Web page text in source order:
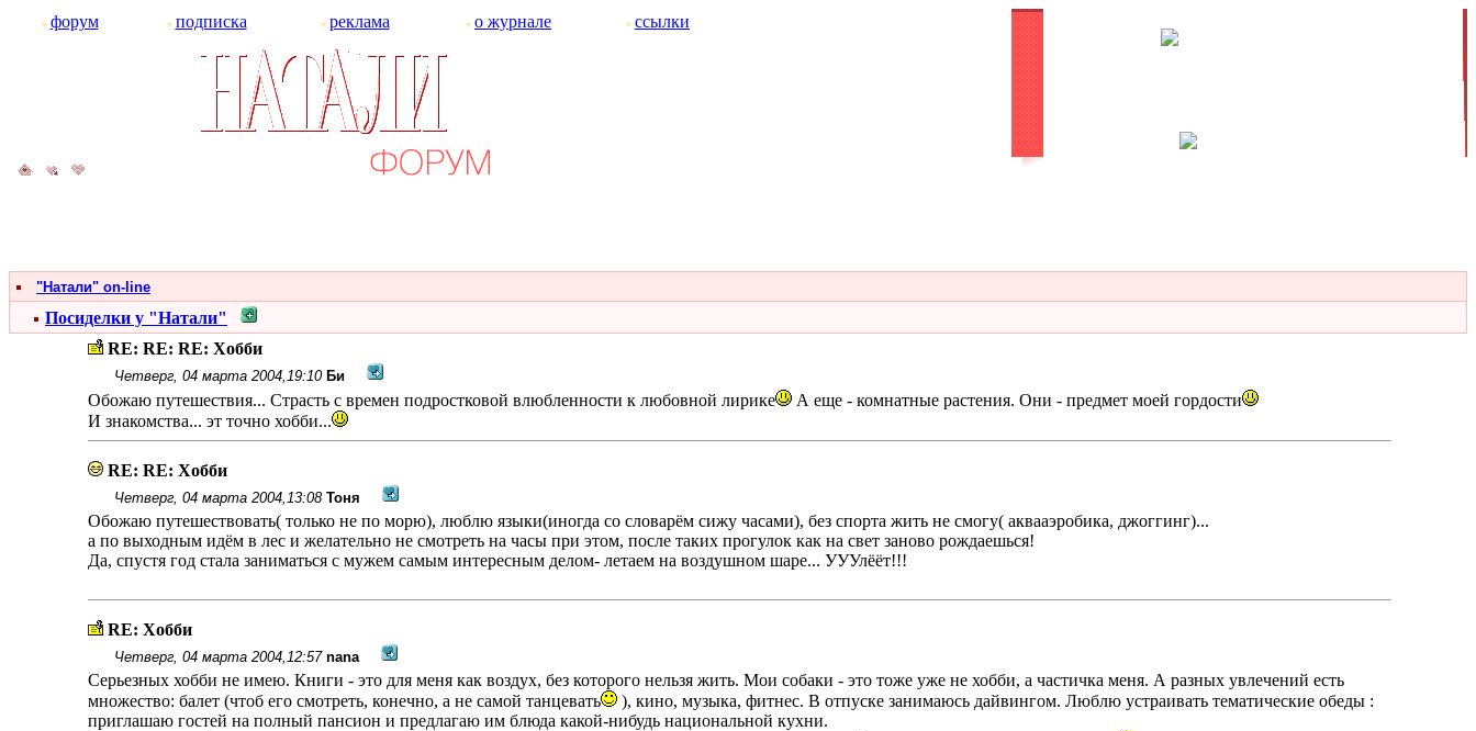
форум подписка реклама о журнале ссылки
"Натали" on-line
Посиделки у "Натали"
RE: RE: RE: Хобби
Четверг, 04 марта 2004,19:10 Би
Обожаю путешествия... Страсть с времен подростковой влюбленности к любовной лирике
А еще - комнатные растения. Они - предмет моей гордости
И знакомства... эт точно хобби...
RE: RE: Хобби
Четверг, 04 марта 2004,13:08 Тоня
Обожаю путешествовать( только не по морю), люблю языки(иногда со словарëм сижу часами), без спорта жить не смогу( аквааэробика, джоггинг)...
а по выходным идëм в лес и желательно не смотреть на часы при этом, после таких прогулок как на свет заново рождаешься!
Да, спустя год стала заниматься с мужем самым интересным делом- летаем на воздушном шаре... УУУлëëт!!!
RE: Хобби
Четверг, 04 марта 2004,12:57 nana
Серьезных хобби не имею. Книги - это для меня как воздух, без которого нельзя жить. Мои собаки - это тоже уже не хобби, а частичка меня. А разных увлечений есть
множество: балет (чтоб его смотреть, конечно, а не самой танцевать
), кино, музыка, фитнес. В отпуске занимаюсь дайвингом. Люблю устраивать тематические обеды :
приглашаю гостей на полный пансион и предлагаю им блюда какой-нибудь национальной кухни.